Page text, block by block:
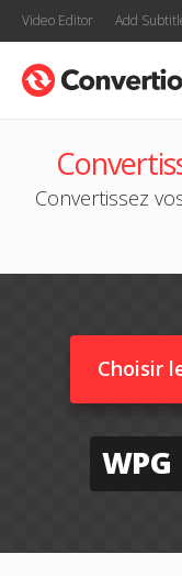
Video Editor Add
Convertissez
Choisir
WPG